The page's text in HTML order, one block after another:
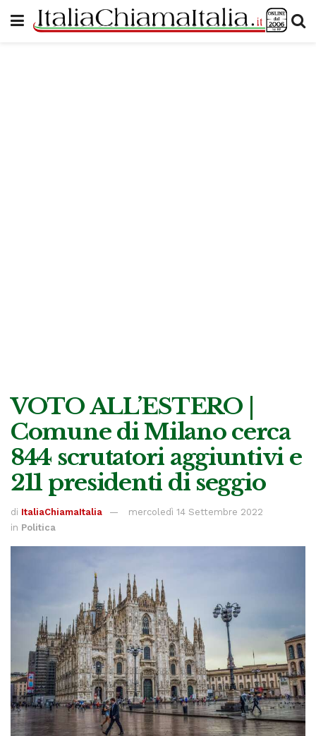
VOTO ALL’ESTERO |
Comune di Milano cerca
844 scrutatori aggiuntivi e
211 presidenti di seggio
di ItaliaChiamaItalia
mercoledì 14 Settembre 2022
in Politica